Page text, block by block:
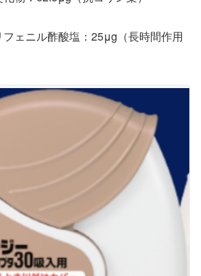
フェニル酢酸塩：25μg（長時間作用